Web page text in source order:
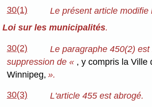
30(1)
Le présent article modifie
Loi sur les municipalités.
30(2)
Le paragraphe 450(2)
suppression de « , y compris la Ville
Winnipeg, ».
30(3) L'article 455 est abrogé.